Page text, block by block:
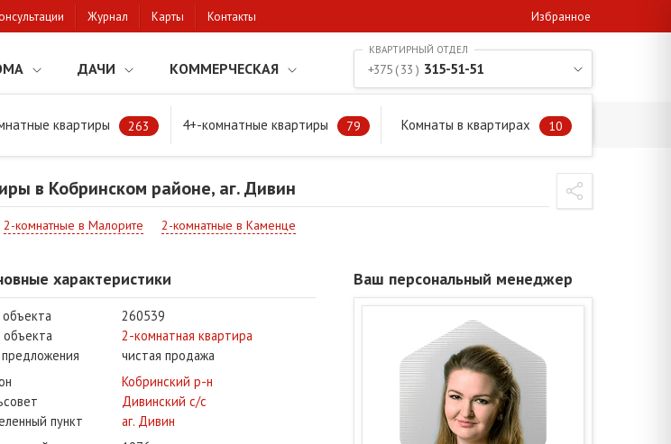
Журнал Карты Контакты Избранное
ДАЧИ КОММЕРЧЕСКАЯ
квартиры 263 4+-комнатные квартиры 79 Комнаты в квартирах 10
+375 ( 33 ) 315-51-51
районе, аг. Дивин
в Кобринском районе, аг. Дивин
2-комнатные в Малорите 2-комнатные в Каменце
характеристики
260539
2-комнатная квартира
чистая продажа
Кобринский р-н
Дивинский с/с
пункт
аг. Дивин
Ваш персональный менеджер